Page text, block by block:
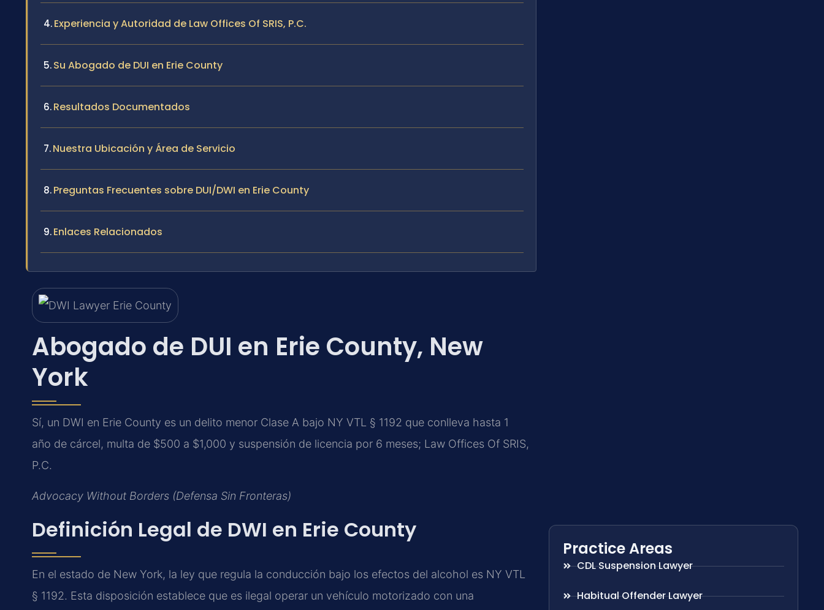
Experiencia y Autoridad de Law Offices Of SRIS, P.C.
Su Abogado de DUI en Erie County
Resultados Documentados
Nuestra Ubicación y Área de Servicio
Preguntas Frecuentes sobre DUI/DWI en Erie County
Enlaces Relacionados
Abogado de DUI en Erie County, New
York
Sí, un DWI en Erie County es un delito menor Clase A bajo NY VTL § 1192 que conlleva hasta 1
año de cárcel, multa de $500 a $1,000 y suspensión de licencia por 6 meses; Law Offices Of SRIS,
P.C.
Advocacy Without Borders (Defensa Sin Fronteras)
Definición Legal de DWI en Erie County
En el estado de New York, la ley que regula la conducción bajo los efectos del alcohol es NY VTL
§ 1192. Esta disposición establece que es ilegal operar un vehículo motorizado con una
Practice Areas
CDL Suspension Lawyer
Habitual Offender Lawyer